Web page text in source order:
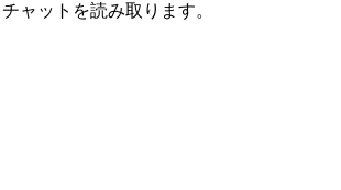
ャットを読み取ります。